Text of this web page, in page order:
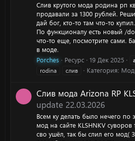
Слив крутого мода родина рп
продавали за 1300 рублей.
дай бог, кто-то там что-то
По функционалу есть новый /
что-то еще, посмотрите сами.
в моде.
Porches
Ресурс 19 Дек 2025
rodina
слив Категория:
Слив мода Arizona RP
update 22.03.2026
Всем ку делать было нечего по
мод на сайте KLSHNKV суворов
сво ушёл, так бы слил его мод(